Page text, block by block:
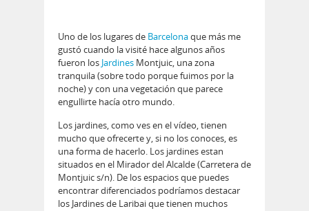
Uno de los lugares de Barcelonaque más me
gustó cuando la visité hace algunos años
fueron los Jardines Montjuic, una zona
tranquila (sobre todo porque fuimos por la
noche) y con una vegetación que parece
engullirte hacía otro mundo.
Los jardines, como ves en el vídeo, tienen
mucho que ofrecerte y, si no los conoces, es
una forma de hacerlo. Los jardines estan
situados en el Mirador del Alcalde (Carretera de
Montjuic s/n). De los espacios que puedes
encontrar diferenciados podríamos destacar
los Jardines de Laribai que tienen muchos